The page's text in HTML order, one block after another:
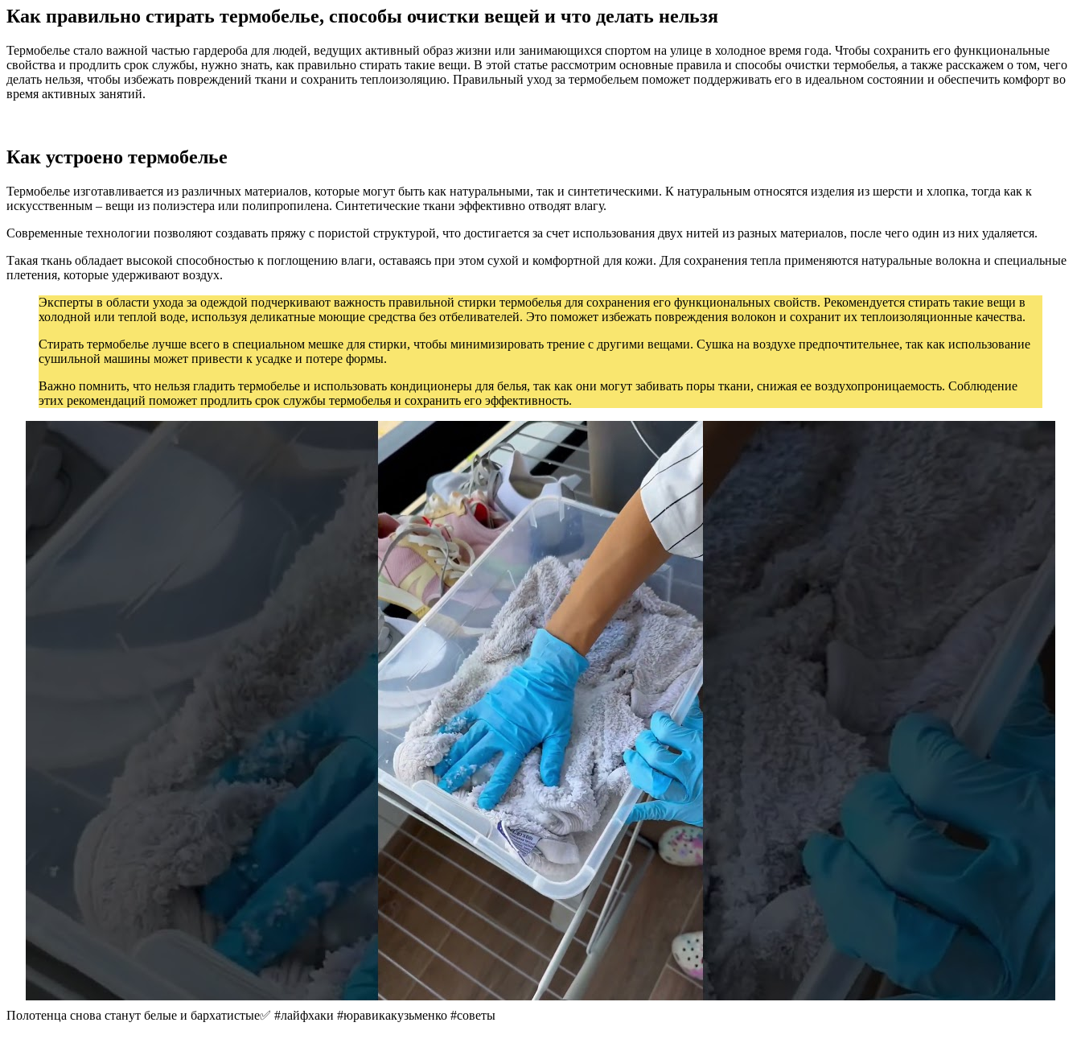
Как правильно стирать термобелье, способы очистки вещей и что делать нельзя
Термобелье стало важной частью гардероба для людей, ведущих активный образ жизни или занимающихся спортом на улице в холодное время года. Чтобы сохранить его функциональные
свойства и продлить срок службы, нужно знать, как правильно стирать такие вещи. В этой статье рассмотрим основные правила и способы очистки термобелья, а также расскажем о том, чего
делать нельзя, чтобы избежать повреждений ткани и сохранить теплоизоляцию. Правильный уход за термобельем поможет поддерживать его в идеальном состоянии и обеспечить комфорт во
время активных занятий.
Как устроено термобелье
Термобелье изготавливается из различных материалов, которые могут быть как натуральными, так и синтетическими. К натуральным относятся изделия из шерсти и хлопка, тогда как к
искусственным – вещи из полиэстера или полипропилена. Синтетические ткани эффективно отводят влагу.
Современные технологии позволяют создавать пряжу с пористой структурой, что достигается за счет использования двух нитей из разных материалов, после чего один из них удаляется.
Такая ткань обладает высокой способностью к поглощению влаги, оставаясь при этом сухой и комфортной для кожи. Для сохранения тепла применяются натуральные волокна и специальные
плетения, которые удерживают воздух.
Эксперты в области ухода за одеждой подчеркивают важность правильной стирки термобелья для сохранения его функциональных свойств. Рекомендуется стирать такие вещи в
холодной или теплой воде, используя деликатные моющие средства без отбеливателей. Это поможет избежать повреждения волокон и сохранит их теплоизоляционные качества.
Стирать термобелье лучше всего в специальном мешке для стирки, чтобы минимизировать трение с другими вещами. Сушка на воздухе предпочтительнее, так как использование
сушильной машины может привести к усадке и потере формы.
Важно помнить, что нельзя гладить термобелье и использовать кондиционеры для белья, так как они могут забивать поры ткани, снижая ее воздухопроницаемость. Соблюдение
этих рекомендаций поможет продлить срок службы термобелья и сохранить его эффективность.
Полотенца снова станут белые и бархатистые✅ #лайфхаки #юравикакузьменко #советы